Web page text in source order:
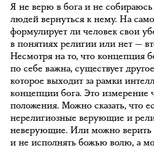
Я не верю в бога и не собираюсь
людей вернуться к нему. На
формулирует ли человек свои
в понятиях религии или нет —
Несмотря на то, что концепция
по себе важна, существует
которое выходит за рамки
концепции бога. Это измерение
положения. Можно сказать, что
нерелигиозные верующие и
неверующие. Или можно верить
и не исполнять божью волю, а